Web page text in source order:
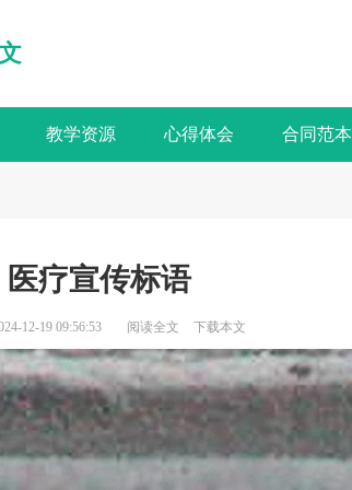
教学资源 心得体会 合同范本
医疗宣传标语
12-19 09:56:53 阅读全文 下载本文